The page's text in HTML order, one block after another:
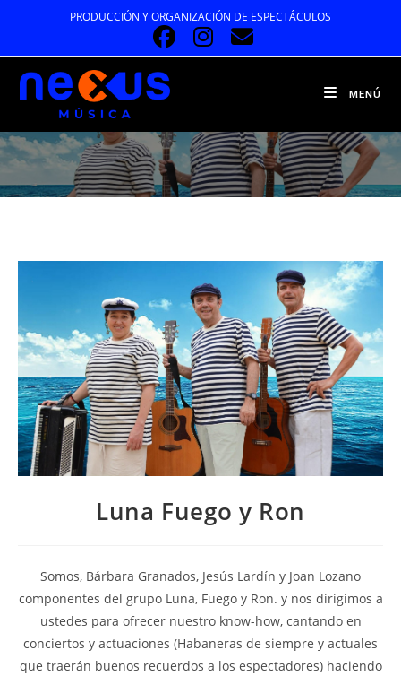
contenido
PRODUCCIÓN Y ORGANIZACIÓN DE ESPECTÁCULOS
MENÚ
Luna Fuego y Ron
Somos, Bárbara Granados, Jesús Lardín y Joan Lozano
componentes del grupo Luna, Fuego y Ron. y nos dirigimos a
ustedes para ofrecer nuestro know-how, cantando en
conciertos y actuaciones (Habaneras de siempre y actuales
que traerán buenos recuerdos a los espectadores) haciendo